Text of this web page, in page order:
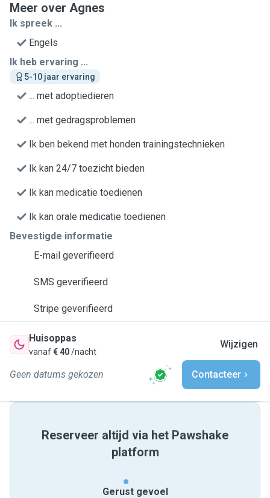
Meer over Agnes
Ik spreek ...
Engels
Ik heb ervaring ...
5-10 jaar ervaring
... met adoptiedieren
... met gedragsproblemen
Ik ben bekend met honden trainingstechnieken
Ik kan 24/7 toezicht bieden
Ik kan medicatie toedienen
Ik kan orale medicatie toedienen
Bevestigde informatie
E-mail geverifieerd
SMS geverifieerd
Stripe geverifieerd
Huisoppas
vanaf€ 40/nacht
Wijzigen
Geen datums gekozen Contacteer
Reserveer altijd via het Pawshake
platform
Gerust gevoel